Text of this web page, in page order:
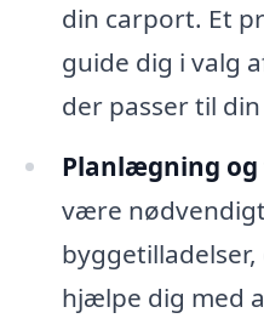
din carport. Et
guide dig i valg
der passer til
Planlægning og
være
hjælpe dig med